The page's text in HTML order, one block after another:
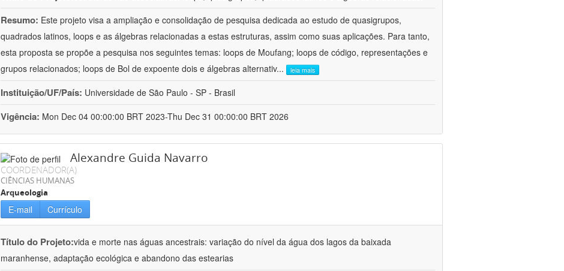
Resumo: Este projeto visa a ampliação e consolidação de pesquisa dedicada ao estudo de quasigrupos,
quadrados latinos, loops e as álgebras relacionadas a estas estruturas, assim como suas aplicações. Para tanto,
esta proposta se propõe a pesquisa nos seguintes temas: loops de Moufang; loops de código, representações e
grupos relacionados; loops de Bol de expoente dois e álgebras alternativ... leia mais
Instituição/UF/País: Universidade de São Paulo - SP - Brasil
Vigência: Mon Dec 04 00:00:00 BRT 2023-Thu Dec 31 00:00:00 BRT 2026
Alexandre Guida Navarro
COORDENADOR(A)
CIÊNCIAS HUMANAS
Arqueologia
E-mail Currículo
Título do Projeto:vida e morte nas águas ancestrais: variação do nível da água dos lagos da baixada
maranhense, adaptação ecológica e abandono das estearias